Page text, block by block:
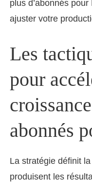
plus d’abonnés
ajuster votre
Les
pour
abonnés
La stratégie définit
produisent les